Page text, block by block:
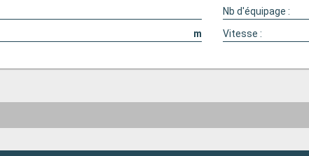
Nb d'équipage :
m Vitesse :